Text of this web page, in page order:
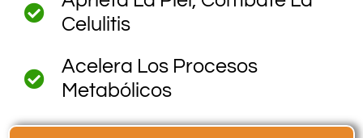
Celulitis
Acelera Los Procesos
Metabólicos